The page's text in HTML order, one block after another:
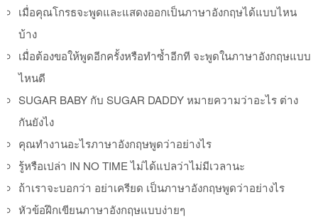
เมื่อคุณโกรธจะพูดและแสดงออกเป็นภาษาอังกฤษได้แบบไหน
บ้าง
เมื่อต้องขอให้พูดอีกครั้งหรือทำซ้ำอีกที จะพูดในภาษาอังกฤษแบบ
ไหนดี
SUGAR BABY กับ SUGAR DADDY หมายความว่าอะไร ต่าง
กันยังไง
คุณทำงานอะไรภาษาอังกฤษพูดว่าอย่างไร
รู้หรือเปล่า IN NO TIME ไม่ได้แปลว่าไม่มีเวลานะ
ถ้าเราจะบอกว่า อย่าเครียด เป็นภาษาอังกฤษพูดว่าอย่างไร
หัวข้อฝึกเขียนภาษาอังกฤษแบบง่ายๆ